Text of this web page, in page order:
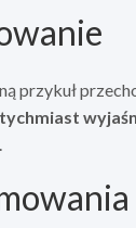
przykuł